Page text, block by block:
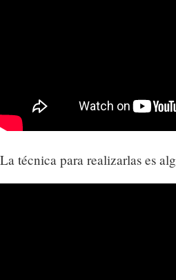
La técnica para realizarlas es